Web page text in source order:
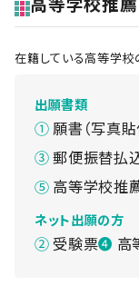
在籍している高等学校
出願書類
願書（写真貼
郵便振替払
高等学校推
ネット出願の方
受験票 高